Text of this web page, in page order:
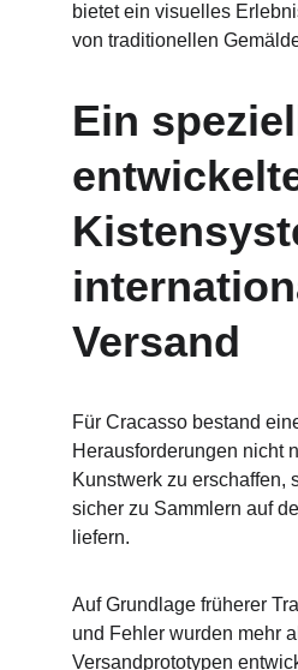
bietet ein visuelles
von traditionellen
Ein
Versand
Für Cracasso bestand
Herausforderungen nicht
Kunstwerk zu erschaffen,
sicher zu Sammlern auf
liefern.
Auf Grundlage früherer
und Fehler wurden mehr
Versandprototypen